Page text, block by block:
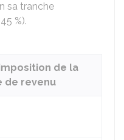
sa tranche
45 %).
de la
de revenu